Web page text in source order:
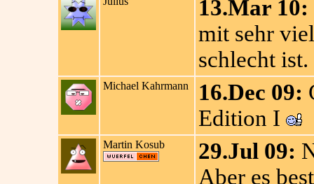
13.Mar 10:
mit sehr
schlecht ist.
Michael Kahrmann 16.Dec 09:
Edition I
Martin Kosub 29.Jul 09:
Aber es